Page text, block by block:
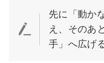
先に「動か
え、そのあ
手」へ広げ